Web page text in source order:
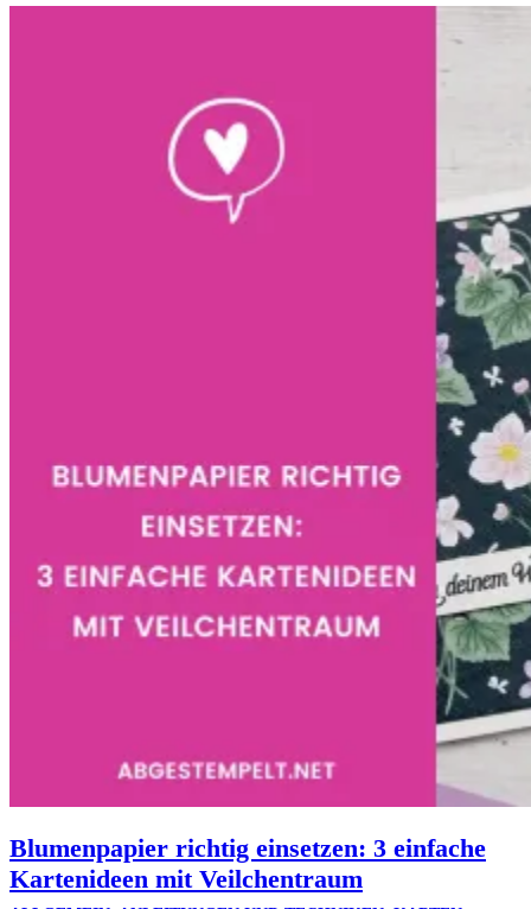
Blumenpapier richtig einsetzen: 3 einfache
Kartenideen mit Veilchentraum